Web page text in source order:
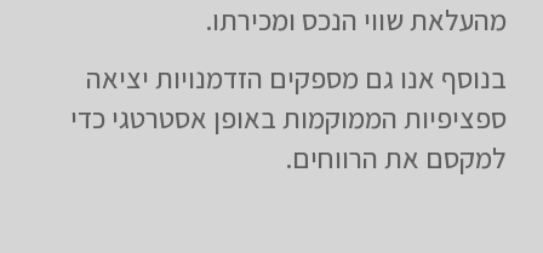
מהעלאת שווי הנכס ומכירתו.
בנוסף אנו גם מספקים הזדמנויות יציאה
ספציפיות הממוקמות באופן אסטרטגי כדי
למקסם את הרווחים.